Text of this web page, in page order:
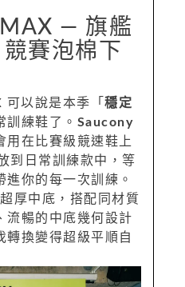
— 旗艦
賽泡棉下
可以說是本季「 穩定
訓練鞋了。 Saucony
用在比賽級競速鞋上
到日常訓練款中，等
你的每一次訓練。
厚中底，搭配同材質
流暢的中底幾何設計
轉換變得超級平順自